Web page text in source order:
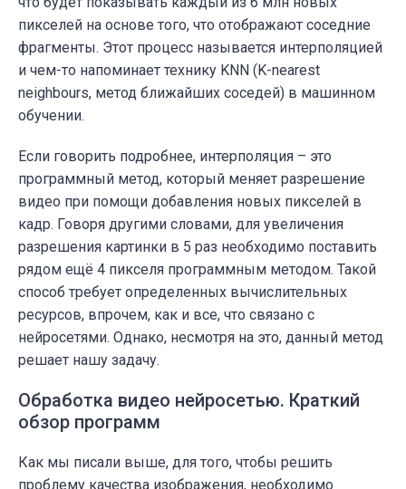
пикселей на основе того, что отображают соседние
фрагменты. Этот процесс называется интерполяцией
и чем-то напоминает технику KNN (K-nearest
neighbours, метод ближайших соседей) в машинном
обучении.
Если говорить подробнее, интерполяция – это
программный метод, который меняет разрешение
видео при помощи добавления новых пикселей в
кадр. Говоря другими словами, для увеличения
разрешения картинки в 5 раз необходимо поставить
рядом ещё 4 пикселя программным методом. Такой
способ требует определенных вычислительных
ресурсов, впрочем, как и все, что связано с
нейросетями. Однако, несмотря на это, данный метод
решает нашу задачу.
Обработка видео нейросетью. Краткий
обзор программ
Как мы писали выше, для того, чтобы решить
проблему качества изображения, необходимо